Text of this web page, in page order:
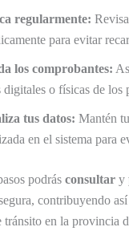
regularmente:
para evitar
los comprobantes:
digitales o físicas de los
tus datos: Mantén
en el sistema para
podrás consultar y
contribuyendo
tránsito en la provincia